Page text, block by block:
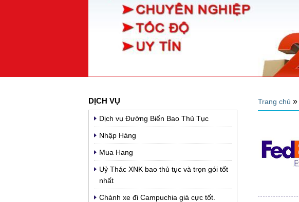
Trang chủ »
DỊCH VỤ
Dịch vụ Đường Biển Bao Thủ Tục
Nhập Hàng
Mua Hang
Uỷ Thác XNK bao thủ tục và trọn gói tốt
nhất
Chành xe đi Campuchia giá cực tốt.